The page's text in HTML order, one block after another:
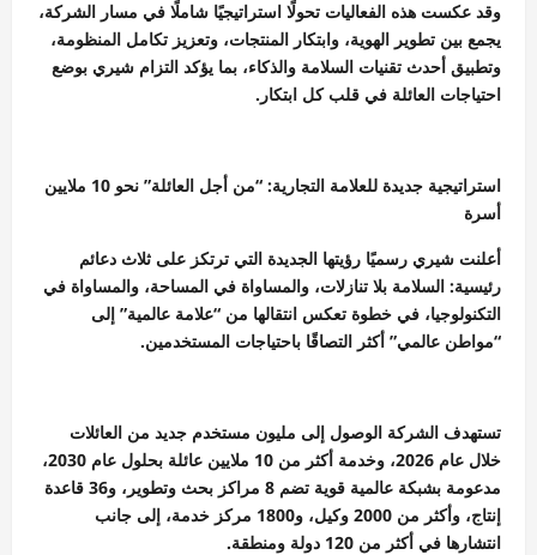
وقد عكست هذه الفعاليات تحولًا استراتيجيًا شاملًا في مسار الشركة،
يجمع بين تطوير الهوية، وابتكار المنتجات، وتعزيز تكامل المنظومة،
وتطبيق أحدث تقنيات السلامة والذكاء، بما يؤكد التزام شيري بوضع
احتياجات العائلة في قلب كل ابتكار.
استراتيجية جديدة للعلامة التجارية: “من أجل العائلة” نحو 10 ملايين
أسرة
أعلنت شيري رسميًا رؤيتها الجديدة التي ترتكز على ثلاث دعائم
رئيسية: السلامة بلا تنازلات، والمساواة في المساحة، والمساواة في
التكنولوجيا، في خطوة تعكس انتقالها من “علامة عالمية” إلى
“مواطن عالمي” أكثر التصاقًا باحتياجات المستخدمين.
تستهدف الشركة الوصول إلى مليون مستخدم جديد من العائلات
خلال عام 2026، وخدمة أكثر من 10 ملايين عائلة بحلول عام 2030،
مدعومة بشبكة عالمية قوية تضم 8 مراكز بحث وتطوير، و36 قاعدة
إنتاج، وأكثر من 2000 وكيل، و1800 مركز خدمة، إلى جانب
انتشارها في أكثر من 120 دولة ومنطقة.